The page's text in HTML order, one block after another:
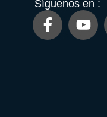
Síguenos en :